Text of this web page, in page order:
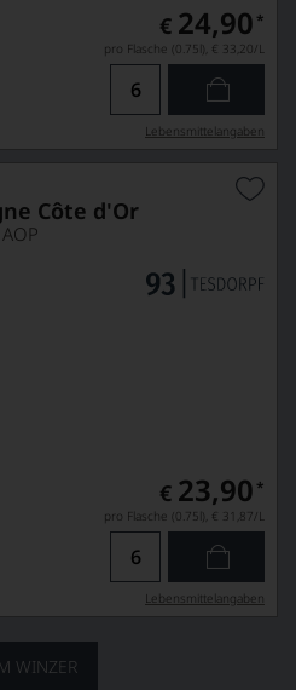
€ 24,90 *
pro Flasche (0.75l), € 33,20/L
Lebensmittel­angaben
Côte d'Or
€ 23,90 *
pro Flasche (0.75l), € 31,87/L
Lebensmittel­angaben
WINZER